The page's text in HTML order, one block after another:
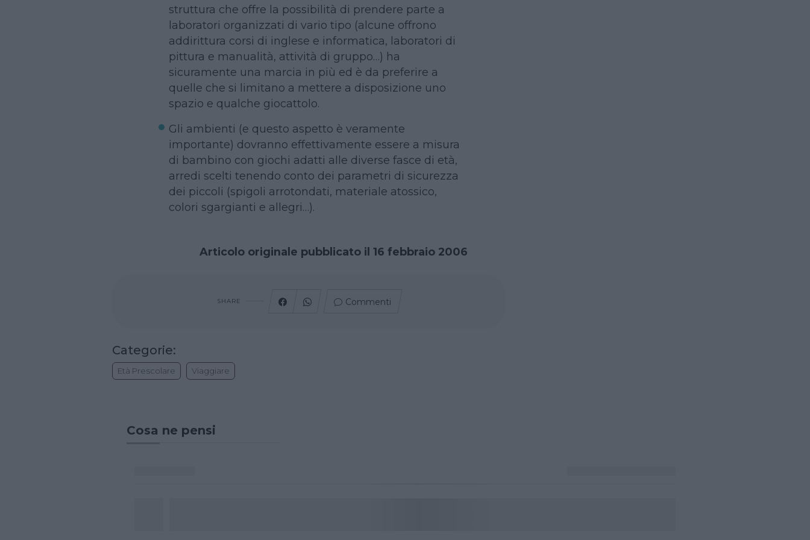
struttura che offre la possibilità di prendere parte a
laboratori organizzati di vario tipo (alcune offrono
addirittura corsi di inglese e informatica, laboratori di
pittura e manualità, attività di gruppo…) ha
sicuramente una marcia in più ed è da preferire a
quelle che si limitano a mettere a disposizione uno
spazio e qualche giocattolo.
Gli ambienti (e questo aspetto è veramente
importante) dovranno effettivamente essere a misura
di bambino con giochi adatti alle diverse fasce di età,
arredi scelti tenendo conto dei parametri di sicurezza
dei piccoli (spigoli arrotondati, materiale atossico,
colori sgargianti e allegri…).
Articolo originale pubblicato il 16 febbraio 2006
SHARE Commenti
Categorie:
Età Prescolare Viaggiare
Cosa ne pensi